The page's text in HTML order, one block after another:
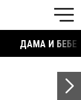
ДАМА И БЕБЕ